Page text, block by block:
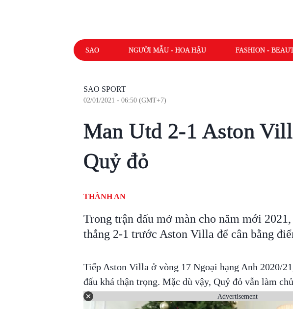
SAO NGƯỜI MẪU - HOA HẬU FASHION -
SAO SPORT
02/01/2021 - 06:50 (GMT+7)
Man Utd 2-1 Aston
Quỷ đỏ
THÀNH AN
Trong trận đấu mở màn cho năm mới
thắng 2-1 trước Aston Villa để cân bằng
Tiếp Aston Villa ở vòng 17 Ngoại hạng Anh 2020/
đấu khá thận trọng. Mặc dù vậy, Quỷ đỏ vẫn làm
Advertisement